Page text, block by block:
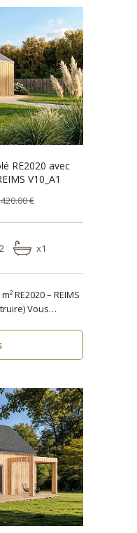
RE2020 avec
V10_A1
€
x1
RE2020 – REIMS
Vous